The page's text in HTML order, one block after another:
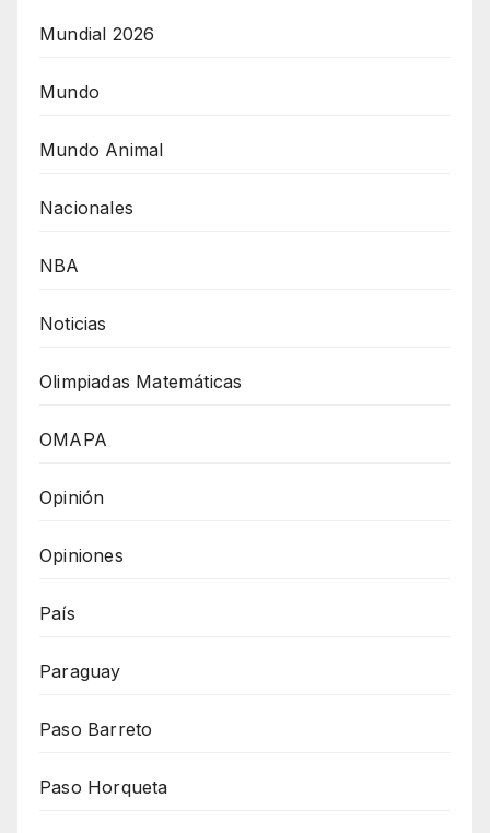
Mundial 2026
Mundo
Mundo Animal
Nacionales
NBA
Noticias
Olimpiadas Matemáticas
OMAPA
Opinión
Opiniones
País
Paraguay
Paso Barreto
Paso Horqueta